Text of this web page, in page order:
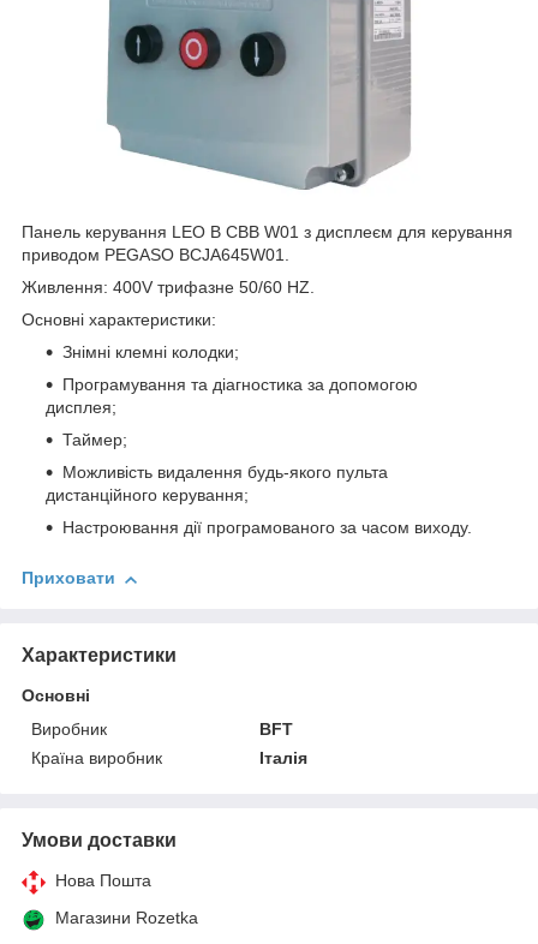
Панель керування LEO B CBB W01 з дисплеєм для керування
приводом PEGASO BCJA645W01.
Живлення: 400V трифазне 50/60 HZ.
Основні характеристики:
Знімні клемні колодки;
Програмування та діагностика за допомогою
дисплея;
Таймер;
Можливість видалення будь-якого пульта
дистанційного керування;
Настроювання дії програмованого за часом виходу.
Приховати
Характеристики
Основні
Виробник
BFT
Країна виробник
Італія
Умови доставки
Нова Пошта
Магазини Rozetka